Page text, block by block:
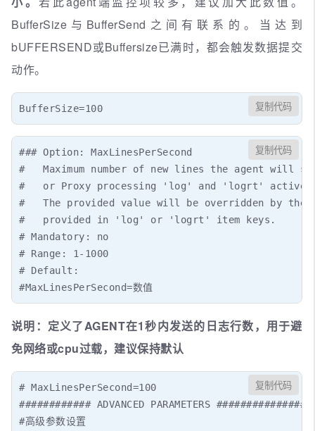
BufferSize与BufferSend之间有联系的。当达到
bUFFERSEND或Buffersize已满时，都会触发数据提交
动作。
BufferSize=100 复制代码
### Option: MaxLinesPerSecond
#   Maximum number of new lines the agent will
#   or Proxy processing 'log' and 'logrt' active
#   The provided value will be overridden by the
#   provided in 'log' or 'logrt' item keys.
# Mandatory: no
# Range: 1-1000
# Default:
#MaxLinesPerSecond=数值
复制代码
说明：定义了AGENT在1秒内发送的日志行数，用于避
免网络或cpu过载，建议保持默认
# MaxLinesPerSecond=100
############ ADVANCED PARAMETERS
#高级参数设置
复制代码